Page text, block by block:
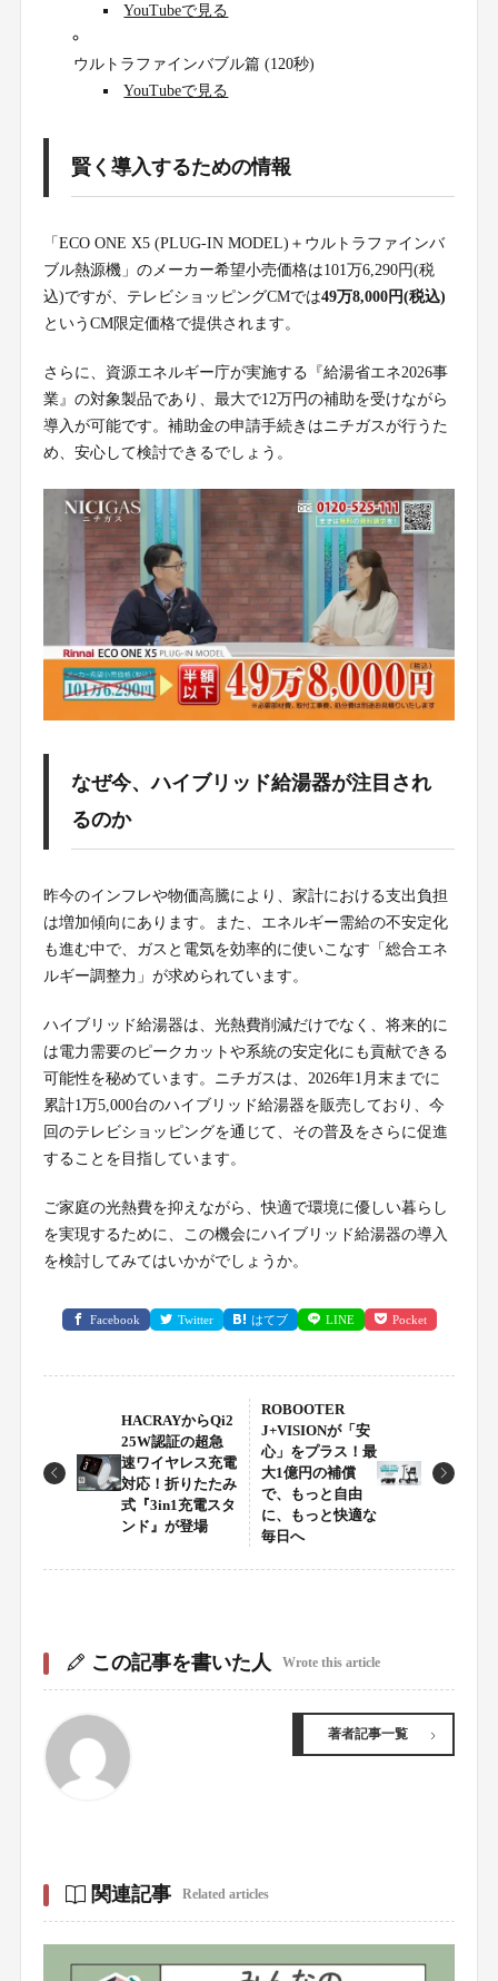
YouTubeで見る
ウルトラファインバブル篇 (120秒)
YouTubeで見る
賢く導入するための情報
「ECO ONE X5 (PLUG-IN MODEL)＋ウルトラファインバ
ブル熱源機」のメーカー希望小売価格は101万6,290円(税
込)ですが、テレビショッピングCMでは49万8,000円(税込)
というCM限定価格で提供されます。
さらに、資源エネルギー庁が実施する『給湯省エネ2026事
業』の対象製品であり、最大で12万円の補助を受けながら
導入が可能です。補助金の申請手続きはニチガスが行うた
め、安心して検討できるでしょう。
なぜ今、ハイブリッド給湯器が注目され
るのか
昨今のインフレや物価高騰により、家計における支出負担
は増加傾向にあります。また、エネルギー需給の不安定化
も進む中で、ガスと電気を効率的に使いこなす「総合エネ
ルギー調整力」が求められています。
ハイブリッド給湯器は、光熱費削減だけでなく、将来的に
は電力需要のピークカットや系統の安定化にも貢献できる
可能性を秘めています。ニチガスは、2026年1月末までに
累計1万5,000台のハイブリッド給湯器を販売しており、今
回のテレビショッピングを通じて、その普及をさらに促進
することを目指しています。
ご家庭の光熱費を抑えながら、快適で環境に優しい暮らし
を実現するために、この機会にハイブリッド給湯器の導入
を検討してみてはいかがでしょうか。
Facebook Twitter はてブ LINE Pocket
HACRAYからQi2
25W認証の超急
速ワイヤレス充電
対応！折りたたみ
式『3in1充電スタ
ンド』が登場
ROBOOTER
J+VISIONが「安
心」をプラス！最
大1億円の補償
で、もっと自由
に、もっと快適な
毎日へ
この記事を書いた人 Wrote this article
著者記事一覧
関連記事 Related articles